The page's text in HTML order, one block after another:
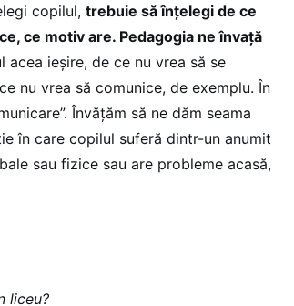
copilul, trebuie să înțelegi de ce
ce motiv are. Pedagogia ne învață
ieșire, de ce nu vrea să se
nu vrea să comunice, de exemplu. În
Învățăm să ne dăm seama
în care copilul suferă dintr-un anumit
sau fizice sau are probleme acasă,
liceu?